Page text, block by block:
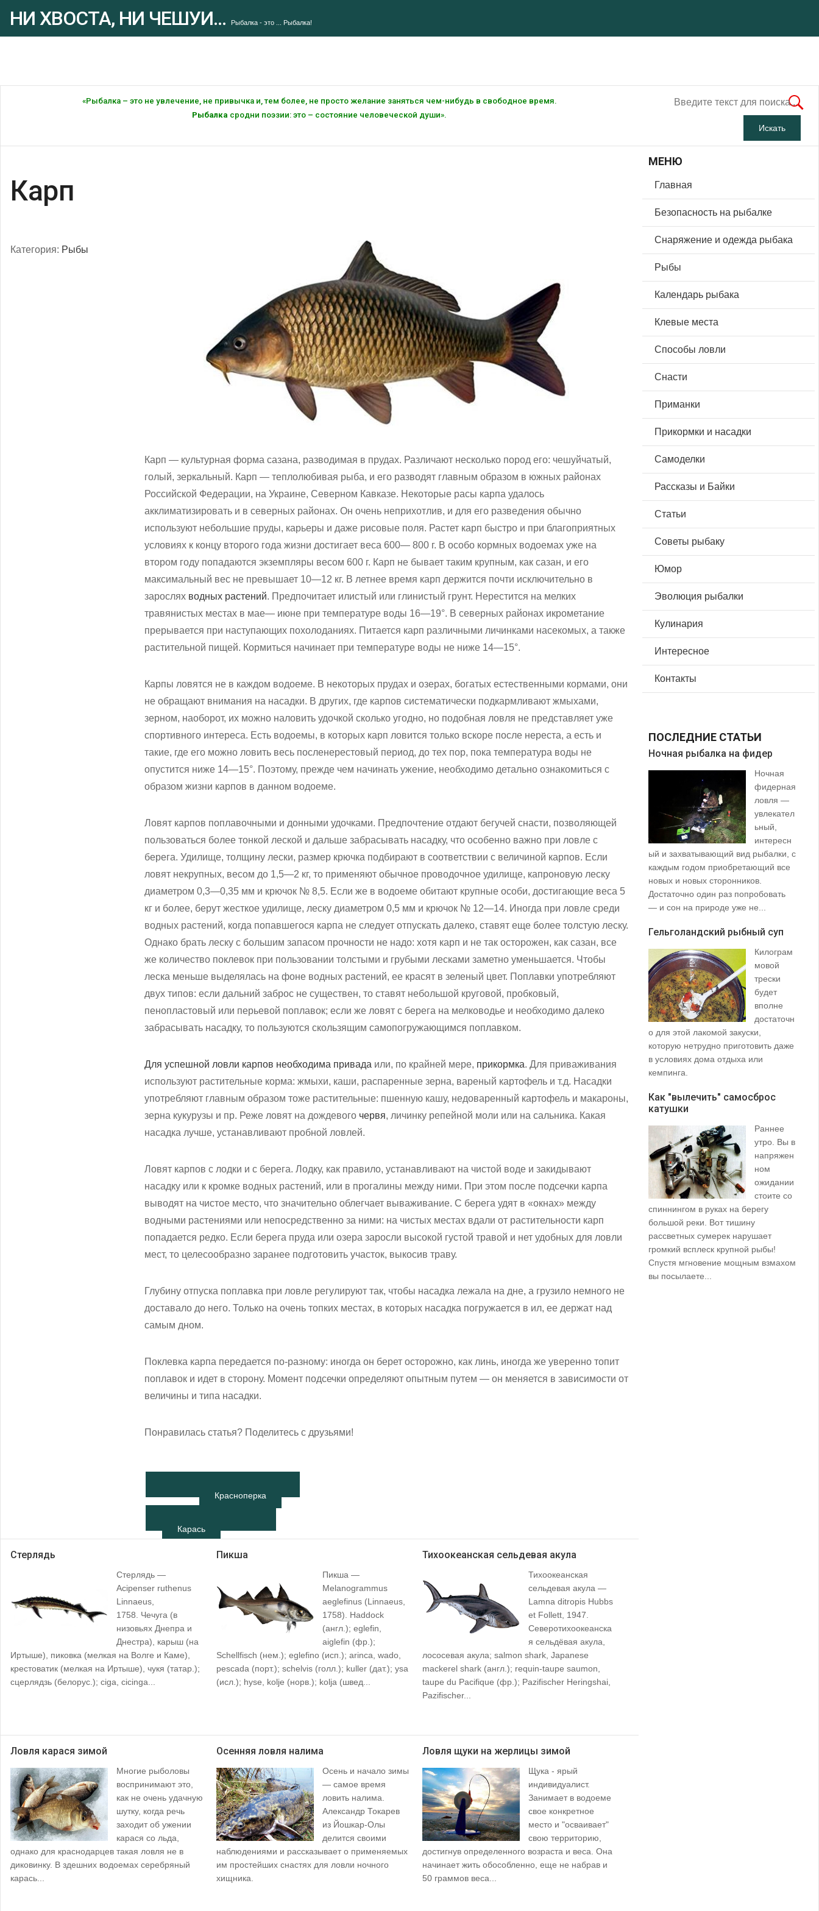
НИ ХВОСТА, НИ ЧЕШУИ... Рыбалка - это ... Рыбалка!
«Рыбалка – это не увлечение, не привычка и, тем более, не просто желание заняться чем-нибудь в свободное время.
Рыбалка сродни поэзии: это – состояние человеческой души».
Карп
Категория: Рыбы
Карп — культурная форма сазана, разводимая в прудах. Различают несколько пород его: чешуйчатый,
голый, зеркальный. Карп — теплолюбивая рыба, и его разводят главным образом в южных районах
Российской Федерации, на Украине, Северном Кавказе. Некоторые расы карпа удалось
акклиматизировать и в северных районах. Он очень неприхотлив, и для его разведения обычно
используют небольшие пруды, карьеры и даже рисовые поля. Растет карп быстро и при благоприятных
условиях к концу второго года жизни достигает веса 600— 800 г. В особо кормных водоемах уже на
втором году попадаются экземпляры весом 600 г. Карп не бывает таким крупным, как сазан, и его
максимальный вес не превышает 10—12 кг. В летнее время карп держится почти исключительно в
зарослях водных растений. Предпочитает илистый или глинистый грунт. Нерестится на мелких
травянистых местах в мае— июне при температуре воды 16—19°. В северных районах икрометание
прерывается при наступающих похолоданиях. Питается карп различными личинками насекомых, а также
растительной пищей. Кормиться начинает при температуре воды не ниже 14—15°.
Карпы ловятся не в каждом водоеме. В некоторых прудах и озерах, богатых естественными кормами, они
не обращают внимания на насадки. В других, где карпов систематически подкармливают жмыхами,
зерном, наоборот, их можно наловить удочкой сколько угодно, но подобная ловля не представляет уже
спортивного интереса. Есть водоемы, в которых карп ловится только вскоре после нереста, а есть и
такие, где его можно ловить весь посленерестовый период, до тех пор, пока температура воды не
опустится ниже 14—15°. Поэтому, прежде чем начинать ужение, необходимо детально ознакомиться с
образом жизни карпов в данном водоеме.
Ловят карпов поплавочными и донными удочками. Предпочтение отдают бегучей снасти, позволяющей
пользоваться более тонкой леской и дальше забрасывать насадку, что особенно важно при ловле с
берега. Удилище, толщину лески, размер крючка подбирают в соответствии с величиной карпов. Если
ловят некрупных, весом до 1,5—2 кг, то применяют обычное проводочное удилище, капроновую леску
диаметром 0,3—0,35 мм и крючок № 8,5. Если же в водоеме обитают крупные особи, достигающие веса 5
кг и более, берут жесткое удилище, леску диаметром 0,5 мм и крючок № 12—14. Иногда при ловле среди
водных растений, когда попавшегося карпа не следует отпускать далеко, ставят еще более толстую леску.
Однако брать леску с большим запасом прочности не надо: хотя карп и не так осторожен, как сазан, все
же количество поклевок при пользовании толстыми и грубыми лесками заметно уменьшается. Чтобы
леска меньше выделялась на фоне водных растений, ее красят в зеленый цвет. Поплавки употребляют
двух типов: если дальний заброс не существен, то ставят небольшой круговой, пробковый,
пенопластовый или перьевой поплавок; если же ловят с берега на мелководье и необходимо далеко
забрасывать насадку, то пользуются скользящим самопогружающимся поплавком.
Для успешной ловли карпов необходима привада или, по крайней мере, прикормка. Для приваживания
используют растительные корма: жмыхи, каши, распаренные зерна, вареный картофель и т.д. Насадки
употребляют главным образом тоже растительные: пшенную кашу, недоваренный картофель и макароны,
зерна кукурузы и пр. Реже ловят на дождевого червя, личинку репейной моли или на сальника. Какая
насадка лучше, устанавливают пробной ловлей.
Ловят карпов с лодки и с берега. Лодку, как правило, устанавливают на чистой воде и закидывают
насадку или к кромке водных растений, или в прогалины между ними. При этом после подсечки карпа
выводят на чистое место, что значительно облегчает вываживание. С берега удят в «окнах» между
водными растениями или непосредственно за ними: на чистых местах вдали от растительности карп
попадается редко. Если берега пруда или озера заросли высокой густой травой и нет удобных для ловли
мест, то целесообразно заранее подготовить участок, выкосив траву.
Глубину отпуска поплавка при ловле регулируют так, чтобы насадка лежала на дне, а грузило немного не
доставало до него. Только на очень топких местах, в которых насадка погружается в ил, ее держат над
самым дном.
Поклевка карпа передается по-разному: иногда он берет осторожно, как линь, иногда же уверенно топит
поплавок и идет в сторону. Момент подсечки определяют опытным путем — он меняется в зависимости от
величины и типа насадки.
Понравилась статья? Поделитесь с друзьями!
Красноперка
Карась
Стерлядь
Стерлядь —
Acipenser ruthenus
Linnaeus,
1758. Чечуга (в
низовьях Днепра и
Днестра), карыш (на
Иртыше), пиковка (мелкая на Волге и Каме),
крестоватик (мелкая на Иртыше), чукя (татар.);
сцерлядзь (белорус.); ciga, cicinga...
Пикша
Пикша —
Melanogrammus
aeglefinus (Linnaeus,
1758). Haddock
(англ.); eglefin,
aiglefin (фр.);
Schellfisch (нем.); eglefino (исп.); arinca, wado,
pescada (порт.); schelvis (голл.); kuller (дат.); ysa
(исл.); hyse, kolje (норв.); kolja (швед...
Тихоокеанская сельдевая акула
Тихоокеанская
сельдевая акула —
Lamna ditropis Hubbs
et Follett, 1947.
Северотихоокеанска
я сельдёвая акула,
лососевая акула; salmon shark, Japanese
mackerel shark (англ.); requin-taupe saumon,
taupe du Pacifique (фр.); Pazifischer Heringshai,
Pazifischer...
Ловля карася зимой
Многие рыболовы
воспринимают это,
как не очень удачную
шутку, когда речь
заходит об ужении
карася со льда,
однако для краснодарцев такая ловля не в
диковинку. В здешних водоемах серебряный
карась...
Осенняя ловля налима
Осень и начало зимы
— самое время
ловить налима.
Александр Токарев
из Йошкар-Олы
делится своими
наблюдениями и рассказывает о применяемых
им простейших снастях для ловли ночного
хищника.
Ловля щуки на жерлицы зимой
Щука - ярый
индивидуалист.
Занимает в водоеме
свое конкретное
место и "осваивает"
свою территорию,
достигнув определенного возраста и веса. Она
начинает жить обособленно, еще не набрав и
50 граммов веса...
МЕНЮ
Главная
Безопасность на рыбалке
Снаряжение и одежда рыбака
Рыбы
Календарь рыбака
Клевые места
Способы ловли
Снасти
Приманки
Прикормки и насадки
Самоделки
Рассказы и Байки
Статьи
Советы рыбаку
Юмор
Эволюция рыбалки
Кулинария
Интересное
Контакты
ПОСЛЕДНИЕ СТАТЬИ
Ночная рыбалка на фидер
Ночная
фидерная
ловля —
увлекател
ьный,
интересн
ый и захватывающий вид рыбалки, с
каждым годом приобретающий все
новых и новых сторонников.
Достаточно один раз попробовать
— и сон на природе уже не...
Гельголандский рыбный суп
Килограм
мовой
трески
будет
вполне
достаточн
о для этой лакомой закуски,
которую нетрудно приготовить даже
в условиях дома отдыха или
кемпинга.
Как "вылечить" самосброс
катушки
Раннее
утро. Вы в
напряжен
ном
ожидании
стоите со
спиннингом в руках на берегу
большой реки. Вот тишину
рассветных сумерек нарушает
громкий всплеск крупной рыбы!
Спустя мгновение мощным взмахом
вы посылаете...